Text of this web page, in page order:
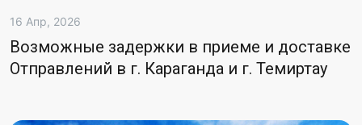
16 Апр, 2026
Возможные задержки в приеме и доставке
Отправлений в г. Караганда и г. Темиртау